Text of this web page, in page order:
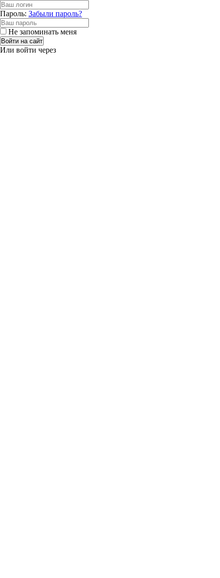
Пароль: Забыли пароль?
Не запоминать меня
Войти на сайт
Или войти через